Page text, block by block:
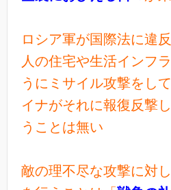
ロシア軍が国際法に違
人の住宅や生活インフ
うにミサイル攻撃をし
イナがそれに報復反撃
うことは無い
敵の理不尽な攻撃に対